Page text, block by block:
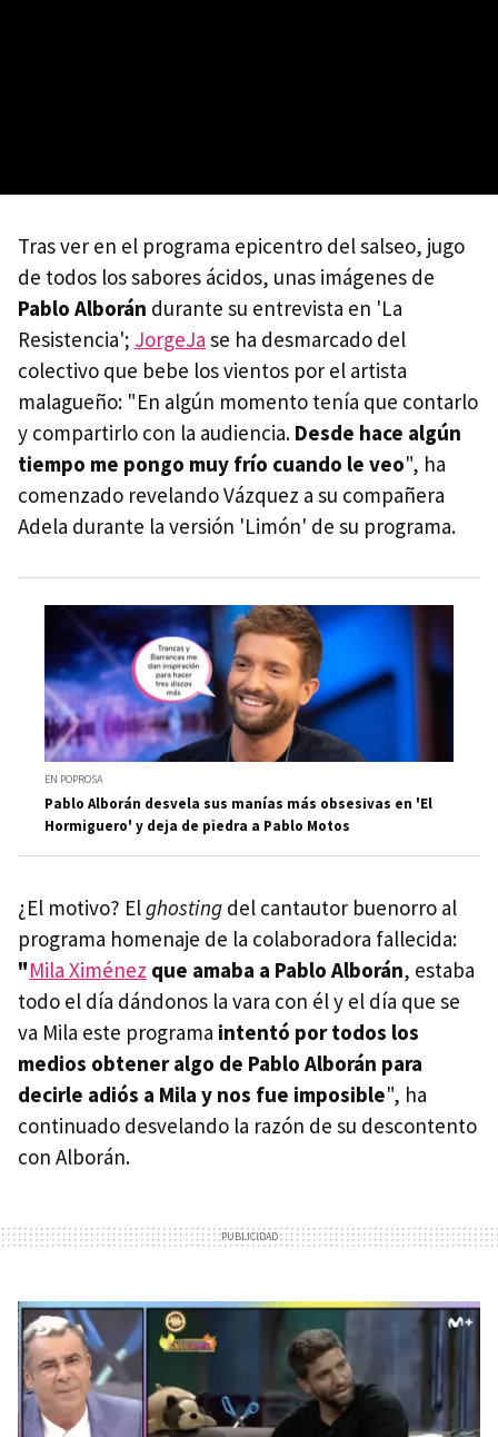
Tras ver en el programa epicentro del salseo, jugo
de todos los sabores ácidos, unas imágenes de
Pablo Alborán durante su entrevista en 'La
Resistencia'; JorgeJa se ha desmarcado del
colectivo que bebe los vientos por el artista
malagueño: "En algún momento tenía que contarlo
y compartirlo con la audiencia. Desde hace algún
tiempo me pongo muy frío cuando le veo", ha
comenzado revelando Vázquez a su compañera
Adela durante la versión 'Limón' de su programa.
EN POPROSA
Pablo Alborán desvela sus manías más obsesivas en 'El
Hormiguero' y deja de piedra a Pablo Motos
¿El motivo? Elghosting del cantautor buenorro al
programa homenaje de la colaboradora fallecida:
"Mila Ximénez que amaba a Pablo Alborán, estaba
todo el día dándonos la vara con él y el día que se
va Mila este programa intentó por todos los
medios obtener algo de Pablo Alborán para
decirle adiós a Mila y nos fue imposible", ha
continuado desvelando la razón de su descontento
con Alborán.